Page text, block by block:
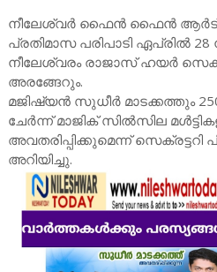
നീലേശ്വർ ഫൈൻ ഫൈൻ
പ്രതിമാസ പരിപാടി ഏപ്രിൽ 28
നീലേശ്വരം രാജാസ് ഹയർ
അരങ്ങേറും.
മജിഷ്യൻ സുധീർ മാടക്കത്തും
ചേർന്ന് മാജിക് സിൽസില
അവതരിപ്പിക്കുമെന്ന്
അറിയിച്ചു.